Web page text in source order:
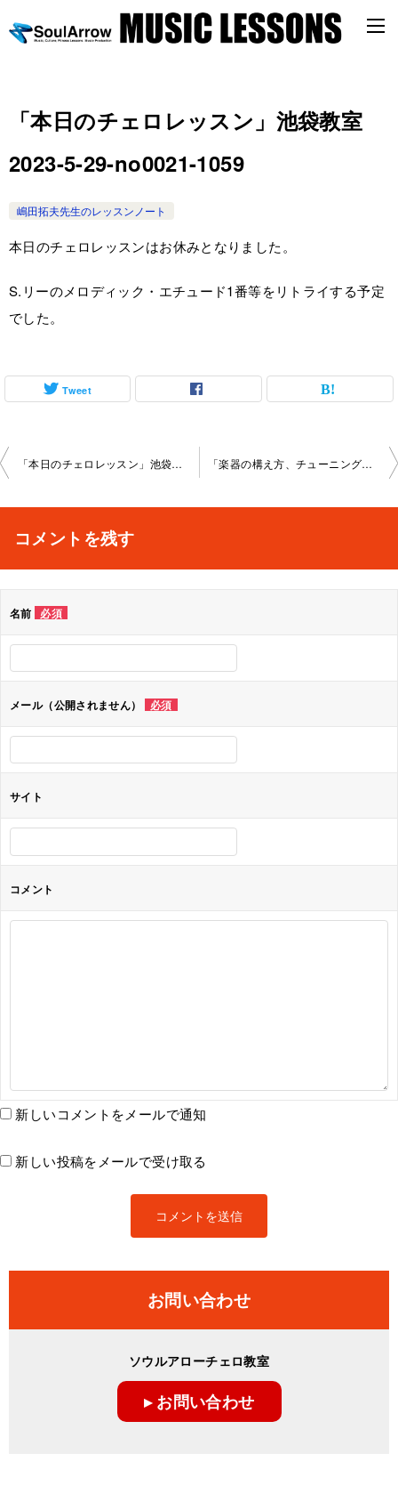
「本日のチェロレッスン」池袋教室
2023-5-29-no0021-1059
嶋田拓夫先生のレッスンノート
本日のチェロレッスンはお休みとなりました。
S.リーのメロディック・エチュード1番等をリトライする予定
でした。
Tweet
投
ビ
シ
ョ
ン
「本日のチェロレッスン」池袋教室2023-5-29-no0021-1059 「楽器の構え方、チューニングの仕方、ハ長調での音階練習等、基本項目のリトラ イ」高田馬場教室2023-6-11-no0021-1129
コメントを残す
名前 必須
メール（公開されません） 必須
サイト
コメント
新しいコメントをメールで通知
新しい投稿をメールで受け取る
お問い合わせ
ソウルアローチェロ教室
▸ お問い合わせ